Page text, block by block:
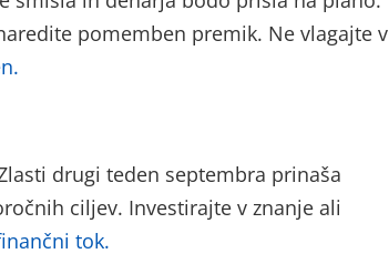
pomemben premik. Ne vlagajte v
drugi teden septembra prinaša
ciljev. Investirajte v znanje ali
tok.